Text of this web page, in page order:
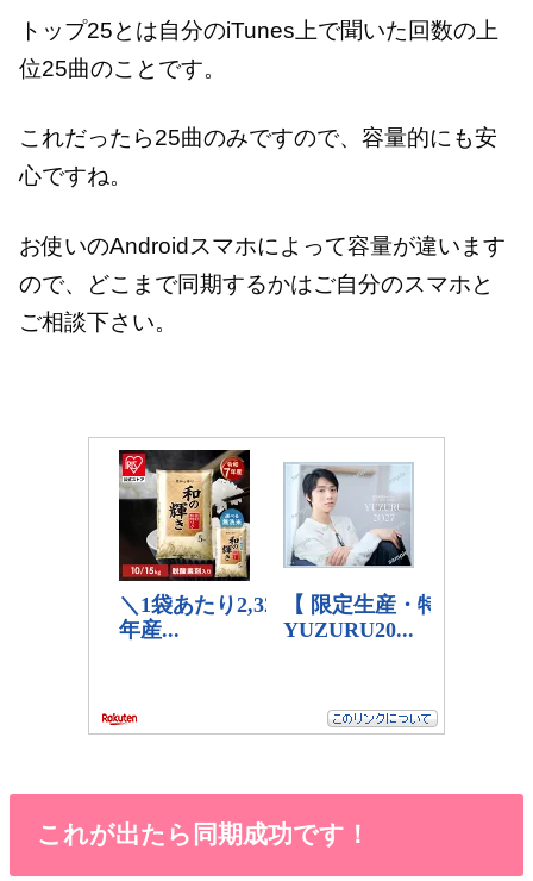
トップ25とは自分のiTunes上で聞いた回数の上
位25曲のことです。
これだったら25曲のみですので、容量的にも安
心ですね。
お使いのAndroidスマホによって容量が違います
ので、どこまで同期するかはご自分のスマホと
ご相談下さい。
これが出たら同期成功です！